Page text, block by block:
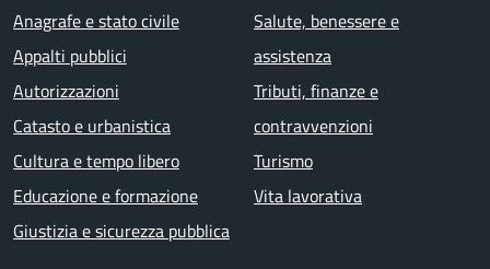
Anagrafe e stato civile
Appalti pubblici
Autorizzazioni
Catasto e urbanistica
Cultura e tempo libero
Educazione e formazione
Giustizia e sicurezza pubblica
Salute, benessere e
assistenza
Tributi, finanze e
contravvenzioni
Turismo
Vita lavorativa